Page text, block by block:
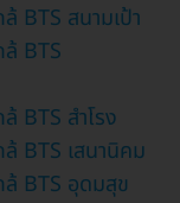
BTS สนามเป้า
BTS
BTS สำโรง
BTS เสนานิคม
BTS อุดมสุข